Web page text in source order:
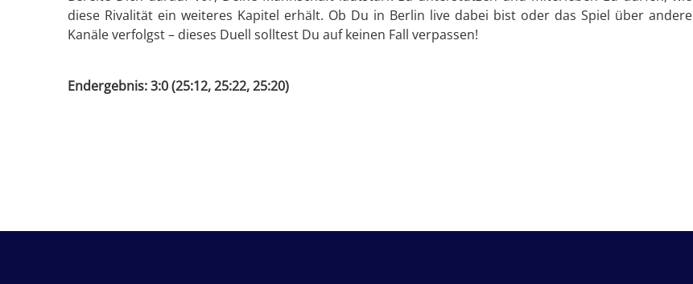
diese Rivalität ein weiteres Kapitel erhält. Ob Du in Berlin live dabei bist oder das Spiel über andere
Kanäle verfolgst – dieses Duell solltest Du auf keinen Fall verpassen!
Endergebnis: 3:0 (25:12, 25:22, 25:20)